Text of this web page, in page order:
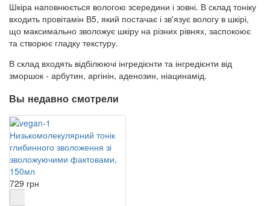
Шкіра наповнюється вологою зсередини і зовні. В склад тоніку
входить провітамін В5, який постачає і зв'язує вологу в шкірі,
що максимально зволожує шкіру на різних рівнях, заспокоює
та створює гладку текстуру.
В склад входять відбілюючі інгредієнти та інгредієнти від
зморшок - арбутин, аргінін, аденозин, ніацинамід.
Вы недавно смотрели
Низькомолекулярний тонік
глибинного зволоження зі
зволожуючими фактовами,
150мл
729 грн